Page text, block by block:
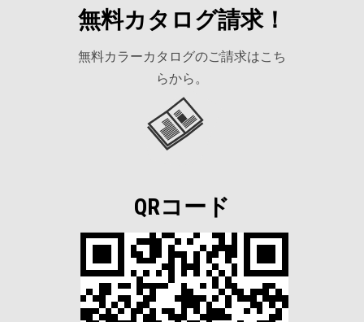
無料カタログ請求！
無料カラーカタログのご請求はこち
らから。
QRコード